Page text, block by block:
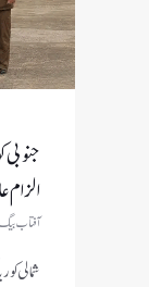
الزام
آفتاب
شمالی